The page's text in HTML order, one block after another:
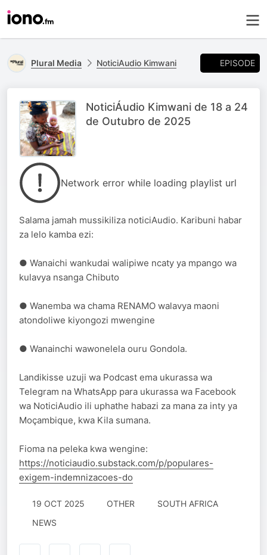
Plural Media NoticiAudio Kimwani EPISODE
NoticiÁudio Kimwani de 18 a 24
de Outubro de 2025
Network error while loading playlist url
Salama jamah mussikiliza noticiAudio. Karibuni habar
za lelo kamba ezi:
● Wanaichi wankudai walipiwe ncaty ya mpango wa
kulavya nsanga Chibuto
● Wanemba wa chama RENAMO walavya maoni
atondoliwe kiyongozi mwengine
● Wanainchi wawonelela ouru Gondola.
Landikisse uzuji wa Podcast ema ukurassa wa
Telegram na WhatsApp para ukurassa wa Facebook
wa NoticiAudio ili uphathe habazi za mana za inty ya
Moçambique, kwa Kila sumana.
Fioma na peleka kwa wengine:
https://noticiaudio.substack.com/p/populares-
exigem-indemnizacoes-do
19 OCT 2025 OTHER
SOUTH AFRICA
NEWS